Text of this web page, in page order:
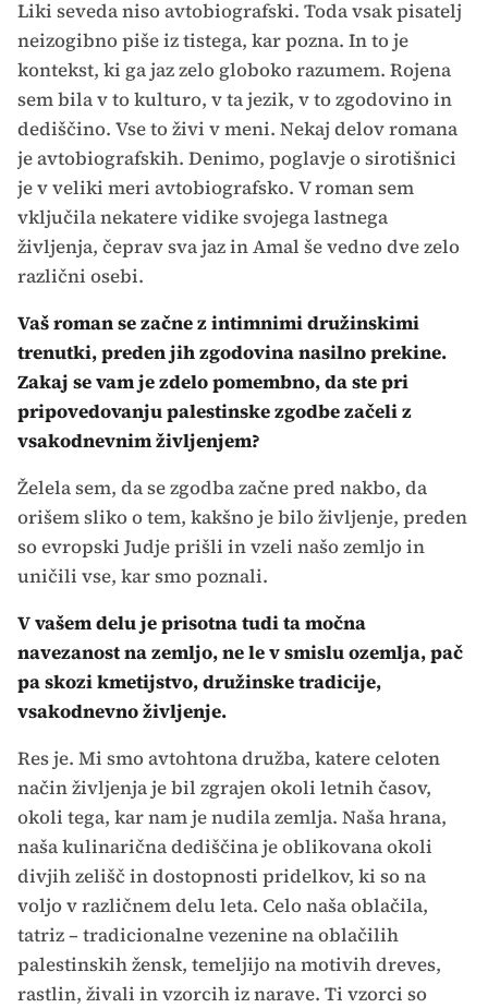
Liki seveda niso avtobiografski. Toda vsak pisatelj
neizogibno piše iz tistega, kar pozna. In to je
kontekst, ki ga jaz zelo globoko razumem. Rojena
sem bila v to kulturo, v ta jezik, v to zgodovino in
dediščino. Vse to živi v meni. Nekaj delov romana
je avtobiografskih. Denimo, poglavje o sirotišnici
je v veliki meri avtobiografsko. V roman sem
vključila nekatere vidike svojega lastnega
življenja, čeprav sva jaz in Amal še vedno dve zelo
različni osebi.
Vaš roman se začne z intimnimi družinskimi
trenutki, preden jih zgodovina nasilno prekine.
Zakaj se vam je zdelo pomembno, da ste pri
pripovedovanju palestinske zgodbe začeli z
vsakodnevnim življenjem?
Želela sem, da se zgodba začne pred nakbo, da
orišem sliko o tem, kakšno je bilo življenje, preden
so evropski Judje prišli in vzeli našo zemljo in
uničili vse, kar smo poznali.
V vašem delu je prisotna tudi ta močna
navezanost na zemljo, ne le v smislu ozemlja, pač
pa skozi kmetijstvo, družinske tradicije,
vsakodnevno življenje.
Res je. Mi smo avtohtona družba, katere celoten
način življenja je bil zgrajen okoli letnih časov,
okoli tega, kar nam je nudila zemlja. Naša hrana,
naša kulinarična dediščina je oblikovana okoli
divjih zelišč in dostopnosti pridelkov, ki so na
voljo v različnem delu leta. Celo naša oblačila,
tatriz – tradicionalne vezenine na oblačilih
palestinskih žensk, temeljijo na motivih dreves,
rastlin, živali in vzorcih iz narave. Ti vzorci so